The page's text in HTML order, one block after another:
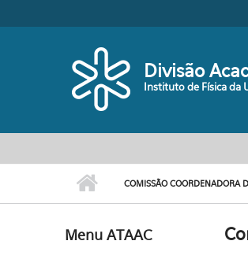
Divisão
Instituto de Física da
COMISSÃO COORDENADORA
Menu ATAAC